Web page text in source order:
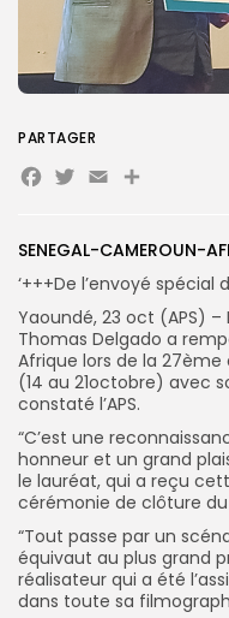
for:
SENEGAL-CAMEROUN-
‘+++De l’envoyé spécial
Yaoundé, 23 oct (APS)
Thomas Delgado a
Afrique lors de la 27ème
(14 au 21octobre) avec
constaté l’APS.
“C’est une
honneur et un grand
le lauréat, qui a reçu
cérémonie de clôture
“Tout passe par un
équivaut au plus grand
réalisateur qui a été
dans toute sa
PARTAGER
Facebook
Twitter
Email